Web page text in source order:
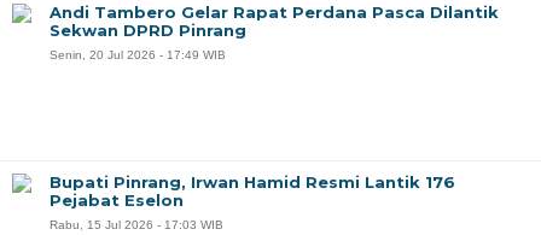
Andi Tambero Gelar Rapat Perdana Pasca Dilantik
Sekwan DPRD Pinrang
Senin, 20 Jul 2026 - 17:49 WIB
Bupati Pinrang, Irwan Hamid Resmi Lantik 176
Pejabat Eselon
Rabu, 15 Jul 2026 - 17:03 WIB